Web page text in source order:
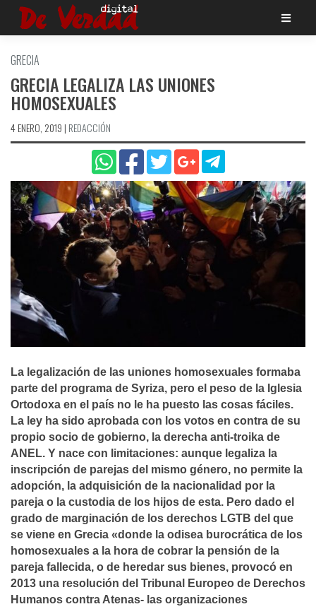
Saltar
GRECIA
GRECIA LEGALIZA LAS UNIONES
HOMOSEXUALES
4 ENERO, 2019 | REDACCIÓN
La legalización de las uniones homosexuales formaba
parte del programa de Syriza, pero el peso de la Iglesia
Ortodoxa en el paí­s no le ha puesto las cosas fáciles.
La ley ha sido aprobada con los votos en contra de su
propio socio de gobierno, la derecha anti-troika de
ANEL. Y nace con limitaciones: aunque legaliza la
inscripción de parejas del mismo género, no permite la
adopción, la adquisición de la nacionalidad por la
pareja o la custodia de los hijos de esta. Pero dado el
grado de marginación de los derechos LGTB del que
se viene en Grecia «donde la odisea burocrática de los
homosexuales a la hora de cobrar la pensión de la
pareja fallecida, o de heredar sus bienes, provocó en
2013 una resolución del Tribunal Europeo de Derechos
Humanos contra Atenas- las organizaciones